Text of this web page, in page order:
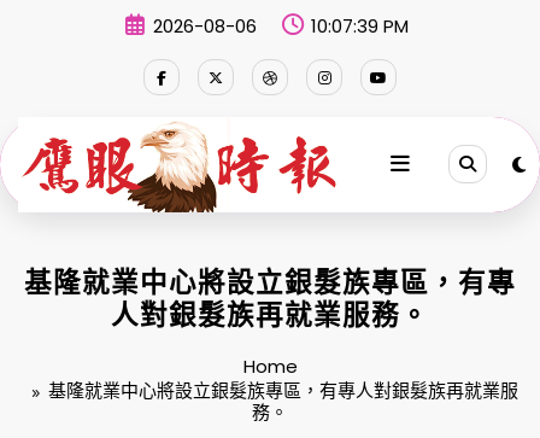
2026-08-06 10:07:40 PM
基隆就業中心將設立銀髮族專區，有專
人對銀髮族再就業服務。
Home
基隆就業中心將設立銀髮族專區，有專人對銀髮族再就業服
務。